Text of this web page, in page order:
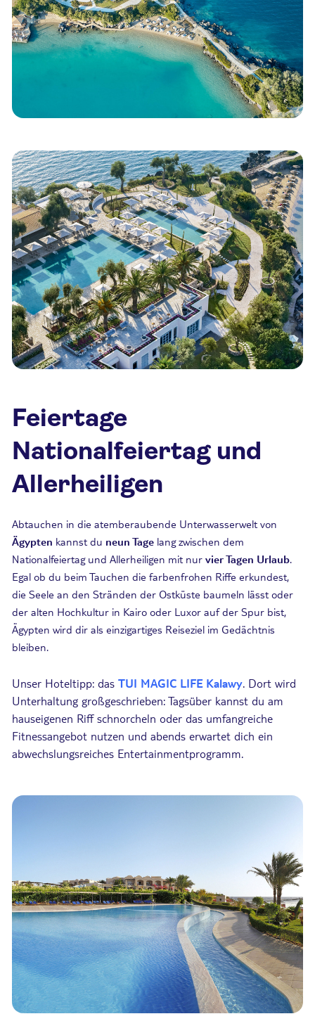
Feiertage
Nationalfeiertag und
Allerheiligen
Abtauchen in die atemberaubende Unterwasserwelt von
Ägypten kannst du neun Tage lang zwischen dem
Nationalfeiertag und Allerheiligen mit nur vier Tagen Urlaub
Egal ob du beim Tauchen die farbenfrohen Riffe erkundest,
die Seele an den Stränden der Ostküste baumeln lässt oder
der alten Hochkultur in Kairo oder Luxor auf der Spur bist,
Ägypten wird dir als einzigartiges Reiseziel im Gedächtnis
bleiben.
Unser Hoteltipp: das TUI MAGIC LIFE Kalawy. Dort wird
Unterhaltung großgeschrieben: Tagsüber kannst du am
hauseigenen Riff schnorcheln oder das umfangreiche
Fitnessangebot nutzen und abends erwartet dich ein
abwechslungsreiches Entertainmentprogramm.